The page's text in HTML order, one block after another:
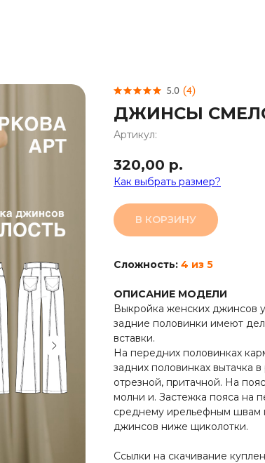
5.0 (4)
ДЖИНСЫ
Артикул:
320,00 р.
Как выбрать размер?
В КОРЗИНУ
Сложность: 4 из 5
ОПИСАНИЕ МОДЕЛИ
Выкройка женских джинсов
задние половинки имеют
вставки.
На передних половинках
задних половинках вытачка
отрезной, притачной. На
молни и. Застежка пояса на
среднему ирельефным швам
джинсов ниже щиколотки.
Ссылки на скачивание